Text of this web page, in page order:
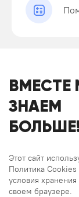
ВМЕСТЕ
ЗНАЕМ
Этот сайт
Политика
условия
своем браузере.